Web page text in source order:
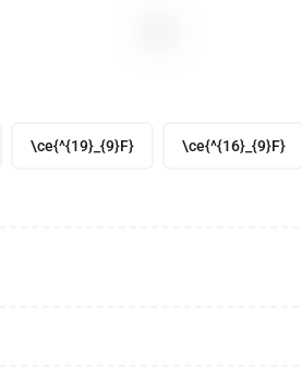
\ce{^{19}_{9}F} \ce{^{16}_{9}F}